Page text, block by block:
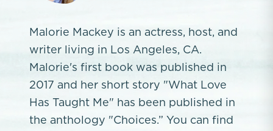
Malorie Mackey is an actress, host, and
writer living in Los Angeles, CA.
Malorie's first book was published in
2017 and her short story "What Love
Has Taught Me" has been published in
the anthology "Choices.” You can find